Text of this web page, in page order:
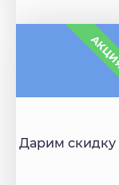
Дарим скидку